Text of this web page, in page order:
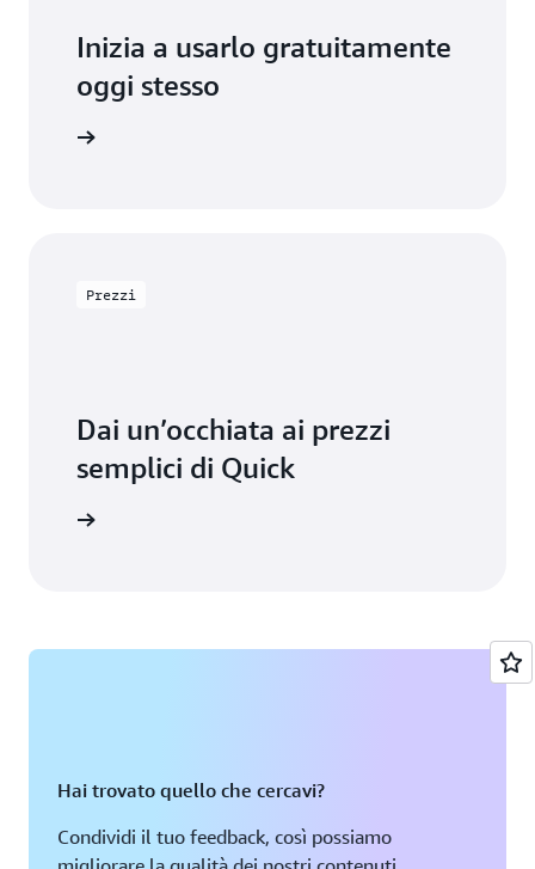
Inizia a usarlo gratuitamente
oggi stesso
Prezzi
Dai un’occhiata ai prezzi
semplici di Quick
Hai trovato quello che cercavi?
Condividi il tuo feedback, così possiamo